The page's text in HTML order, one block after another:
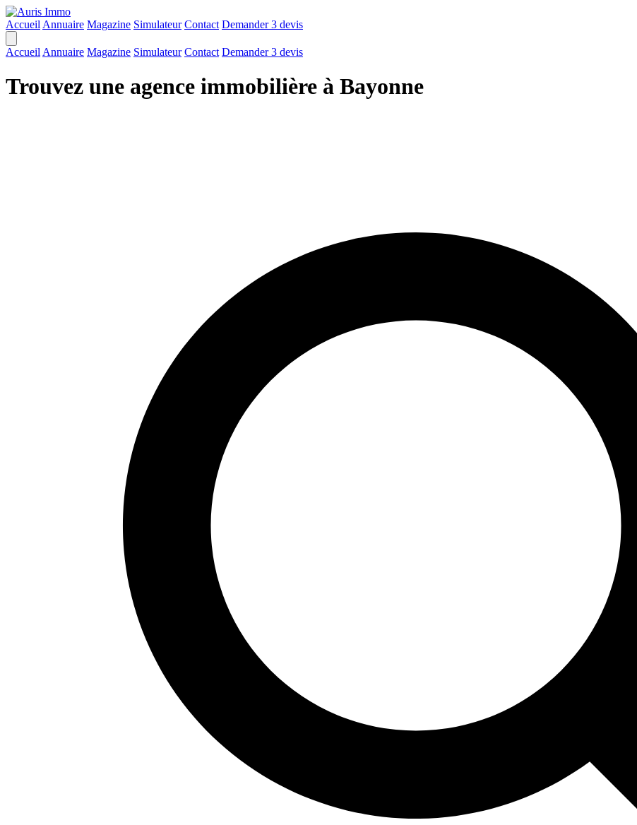
Accueil Annuaire Magazine Simulateur Contact Demander 3 devis
Accueil Annuaire Magazine Simulateur Contact Demander 3 devis
Trouvez une agence immobilière à Bayonne